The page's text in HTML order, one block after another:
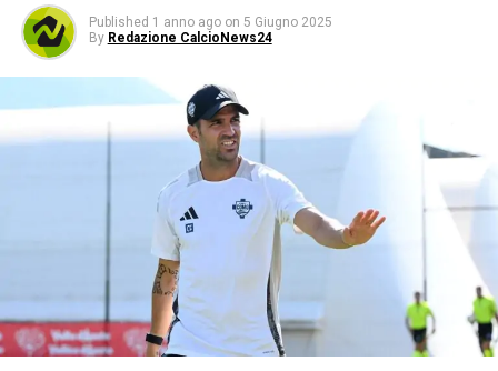
Published 1 anno ago on 5 Giugno 2025
By Redazione CalcioNews24